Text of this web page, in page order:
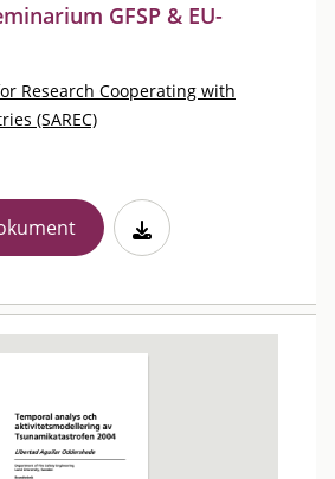
GFSP & EU-
Research Cooperating with
(SAREC)